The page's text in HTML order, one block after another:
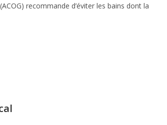
recommande d’éviter les bains dont la